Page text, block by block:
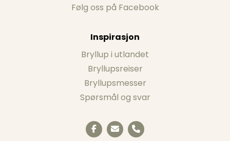
Følg oss på Facebook
Inspirasjon
Bryllup i utlandet
Bryllupsreiser
Bryllupsmesser
Spørsmål og svar